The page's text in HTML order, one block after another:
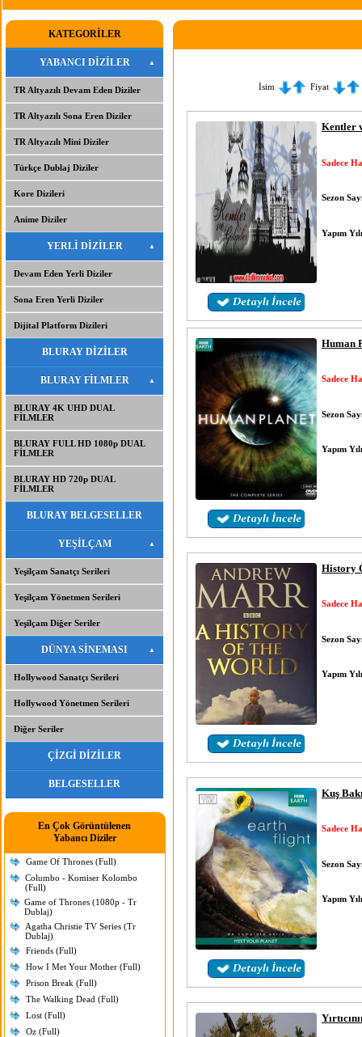
KATEGORİLER
YABANCI DİZİLER
TR Altyazılı Devam Eden Diziler
TR Altyazılı Sona Eren Diziler
TR Altyazılı Mini Diziler
Türkçe Dublaj Diziler
Kore Dizileri
Anime Diziler
YERLİ DİZİLER
Devam Eden Yerli Diziler
Sona Eren Yerli Diziler
Dijital Platform Dizileri
BLURAY DİZİLER
BLURAY FİLMLER
BLURAY 4K UHD DUAL
FİLMLER
BLURAY FULL HD 1080p DUAL
FİLMLER
BLURAY HD 720p DUAL
FİLMLER
BLURAY BELGESELLER
YEŞİLÇAM
Yeşilçam Sanatçı Serileri
Yeşilçam Yönetmen Serileri
Yeşilçam Diğer Seriler
DÜNYA SİNEMASI
Hollywood Sanatçı Serileri
Hollywood Yönetmen Serileri
Diğer Seriler
ÇİZGİ DİZİLER
BELGESELLER
En Çok Görüntülenen
Yabancı Diziler
Game Of Thrones (Full)
Columbo - Komiser Kolombo
(Full)
Game of Thrones (1080p - Tr
Dublaj)
Agatha Christie TV Series (Tr
Dublaj)
Friends (Full)
How I Met Your Mother (Full)
Prison Break (Full)
The Walking Dead (Full)
Lost (Full)
Oz (Full)
İsim Fiyat
Kentler
Sadece
Sezon
Yapım
Human
Sadece
Sezon
Yapım
History
Sadece
Sezon
Yapım
Kuş
Sadece
Sezon
Yapım